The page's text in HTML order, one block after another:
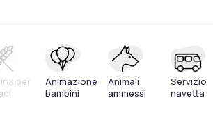
per
Animazione
bambini
Animali
ammessi
Servizio
navetta